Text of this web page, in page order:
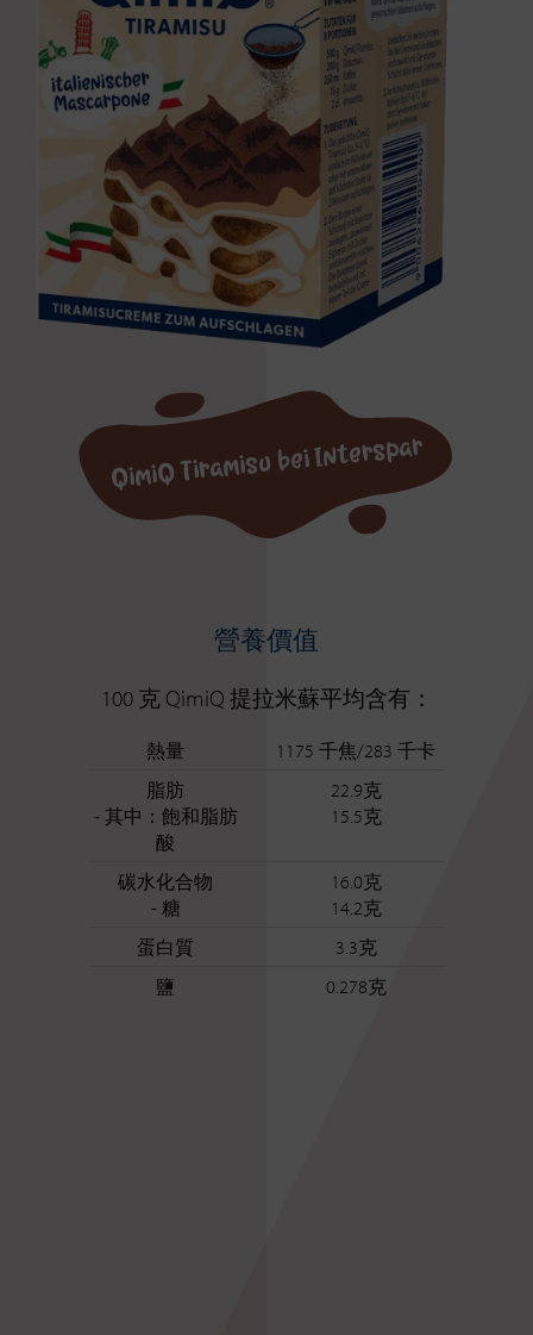
QimiQ Tiramisu bei Interspar
營養價值
100 克 QimiQ 提拉米蘇平均含有：
熱量
1175 千焦/283 千卡
脂肪
22.9克
- 其中：飽和脂肪
酸
15.5克
碳水化合物
16.0克
- 糖
14.2克
蛋白質
3.3克
鹽
0.278克